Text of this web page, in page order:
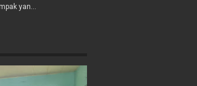
yan...